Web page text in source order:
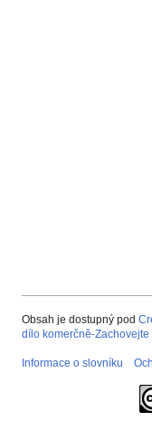
Obsah je dostupný pod
dílo komerčně-Zachovejte
Informace o slovníku